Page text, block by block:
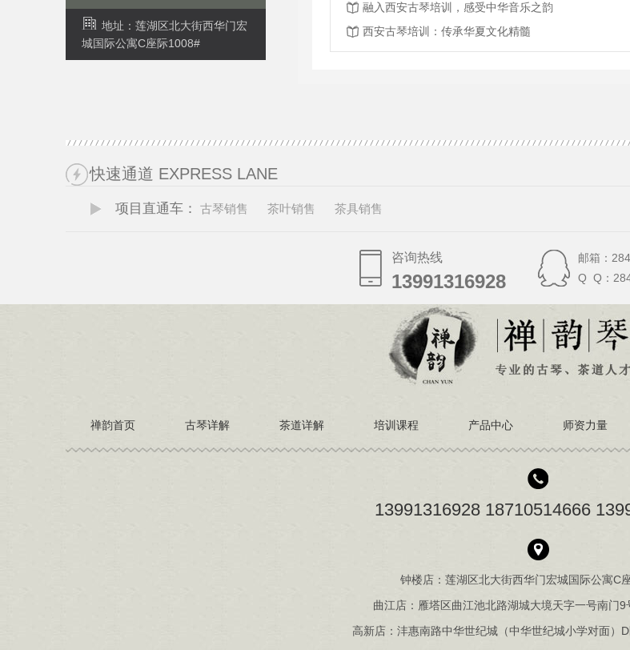
地址：莲湖区北大街西华门宏
城国际公寓C座际1008#
融入西安古琴培训，感受中华音乐之韵
西安古琴培训：传承华夏文化精髓
快速通道 EXPRESS LANE
项目直通车： 古琴销售 茶叶销售 茶具销售
咨询热线
13991316928
13991316928
邮箱：
Q Q：
禅韵首页 古琴详解 茶道详解 培训课程 产品中心 师资力量
13991316928 18710514666
钟楼店：莲湖区北大街西华门宏城国际公寓C
曲江店：雁塔区曲江池北路湖城大境天字一号南门
高新店：沣惠南路中华世纪城（中华世纪城小学对面）